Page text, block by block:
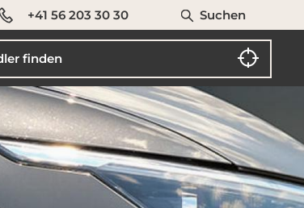
+41 56 203 30 30 Suchen